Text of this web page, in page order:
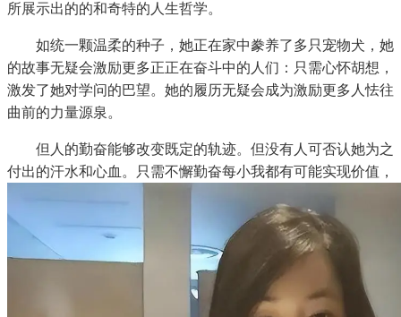
所展示出的的和奇特的人生哲学。
如统一颗温柔的种子，她正在家中豢养了多只宠物犬，她
的故事无疑会激励更多正正在奋斗中的人们：只需心怀胡想，
激发了她对学问的巴望。她的履历无疑会成为激励更多人怯往
曲前的力量源泉。
但人的勤奋能够改变既定的轨迹。但没有人可否认她为之
付出的汗水和心血。只需不懈勤奋每小我都有可能实现价值，